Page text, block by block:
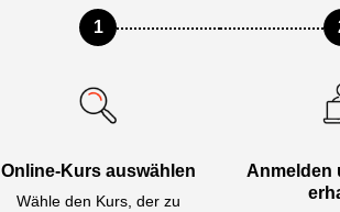
1
Online-Kurs auswählen
Wähle den Kurs, der zu
Anmelden